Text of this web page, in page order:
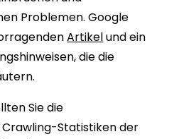
Problemen. Google
Artikelund ein
die die
Sie die
Statistiken der